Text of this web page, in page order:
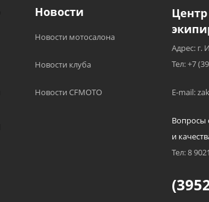
Новости
Новости мотосалона
Новости клуба
Новости CFMOTO
Адрес: г.
Тел: +7
E-mail:
Вопросы
и
Тел: 8